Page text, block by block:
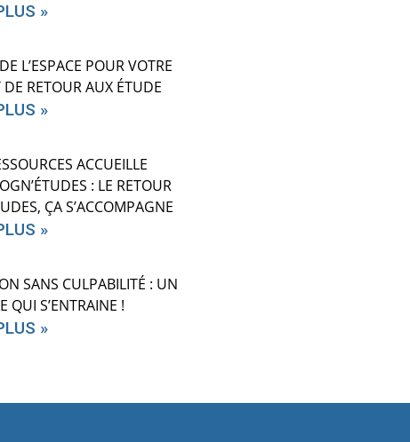
»
L’ESPACE POUR VOTRE
DE RETOUR AUX ÉTUDE
»
ACCUEILLE
: LE RETOUR
ÇA S’ACCOMPAGNE
»
SANS CULPABILITÉ : UN
QUI S’ENTRAINE !
»